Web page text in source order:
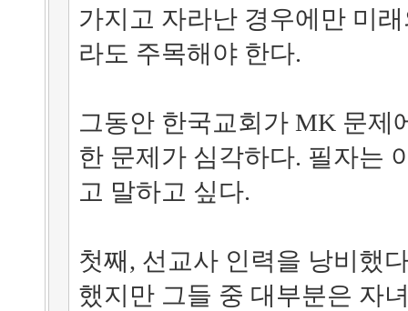
가지고 자라난 경우에만 미
라도 주목해야 한다.
그동안 한국교회가 MK 문제
한 문제가 심각하다. 필자는
고 말하고 싶다.
첫째, 선교사 인력을 낭비했
했지만 그들 중 대부분은 자